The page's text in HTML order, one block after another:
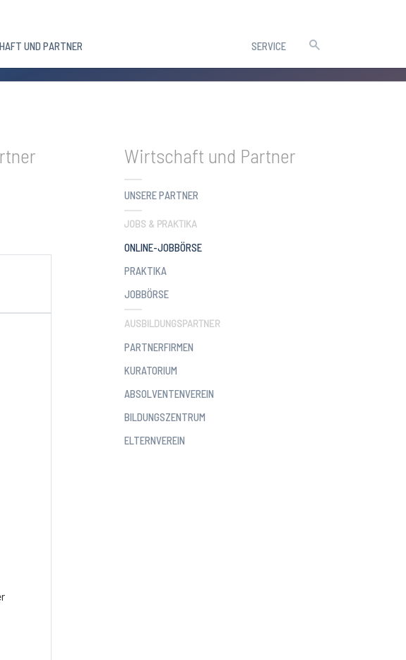
UND PARTNER SERVICE
Wirtschaft und Partner
UNSERE PARTNER
JOBS & PRAKTIKA
ONLINE-JOBBÖRSE(CURRENT)
PRAKTIKA
JOBBÖRSE
AUSBILDUNGSPARTNER
PARTNERFIRMEN
KURATORIUM
ABSOLVENTENVEREIN
BILDUNGSZENTRUM
ELTERNVEREIN